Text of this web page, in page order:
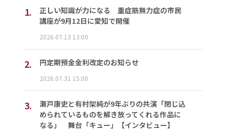
1.
正しい知識が力になる 重症筋無力症の市民
講座が9月12日に愛知で開催
2026.07.13 13:00
2. 円定期預金金利改定のお知らせ
2026.07.31 15:00
3.
瀬戸康史と有村架純が9年ぶりの共演「閉じ込
められているものを解き放ってくれる作品に
なる」 舞台「キュー」【インタビュー】